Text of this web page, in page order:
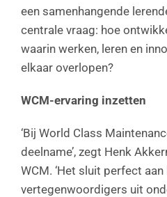
een samenhangende
centrale vraag: hoe
waarin werken, leren en
elkaar overlopen?
WCM-ervaring inzetten
‘Bij World Class
deelname’, zegt Henk
WCM. ‘Het sluit perfect
vertegenwoordigers uit